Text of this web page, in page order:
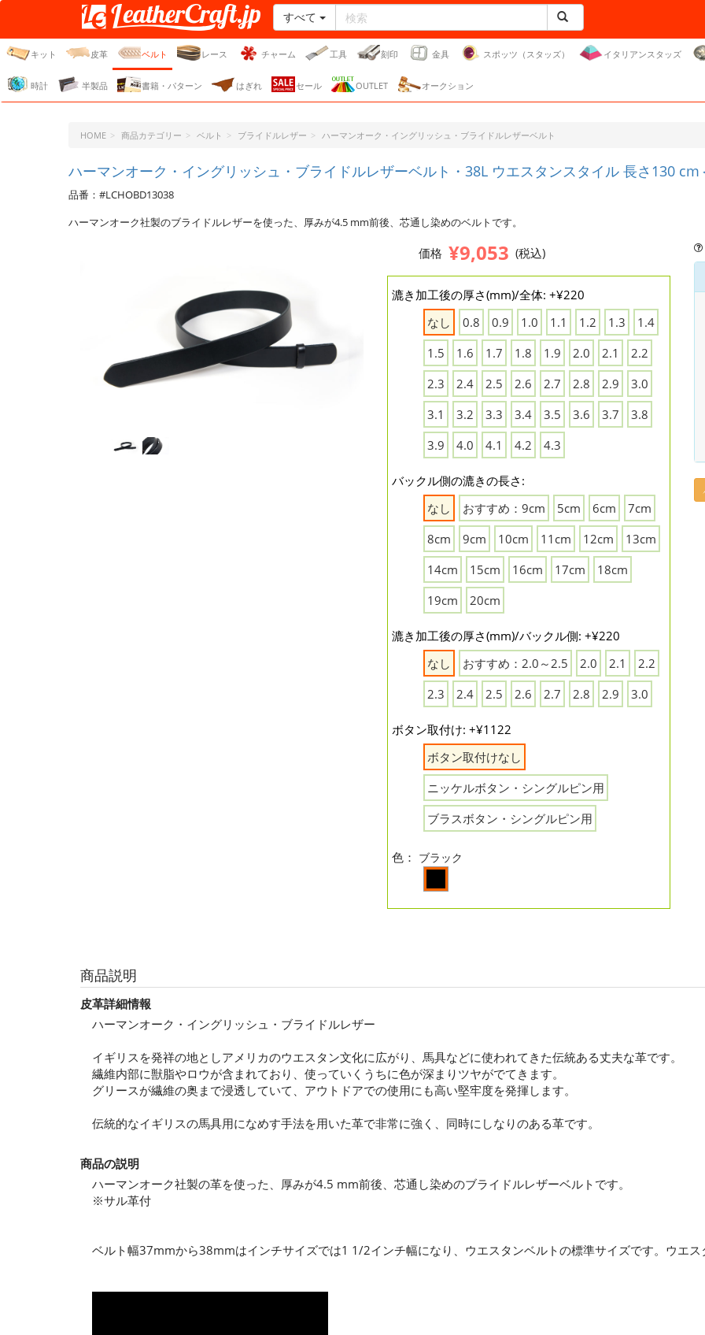
レザークラフト・ドット・
ジェーピー
すべて
キット 皮革 ベルト レース チャーム 工具 刻印 金具 スポッツ（スタッズ） イタリアンスタッズ
時計 半製品 書籍・パターン はぎれ セール OUTLET オークション
HOME 商品カテゴリー ベルト ブライドルレザー ハーマンオーク・イングリッシュ・ブライドルレザーベルト
ハーマンオーク・イングリッシュ・ブライドルレザーベルト・38L ウエスタンスタイル 長さ130
品番：#LCHOBD13038
ハーマンオーク社製のブライドルレザーを使った、厚みが4.5 mm前後、芯通し染めのベルトです。
価格 ¥9,053 (税込)
漉き加工後の厚さ(mm)/全体: +¥220
なし
0.8 0.9 1.0 1.1 1.2 1.3
1.4
1.5
1.6 1.7 1.8 1.9 2.0 2.1
2.2
2.3
2.4 2.5 2.6 2.7 2.8 2.9
3.0
3.1
3.2 3.3 3.4 3.5 3.6 3.7
3.8
3.9
4.0 4.1 4.2 4.3
バックル側の漉きの長さ:
なし
おすすめ：9cm 5cm 6cm
7cm
8cm
9cm 10cm 11cm 12cm
13cm
14cm
15cm 16cm 17cm
18cm
19cm
20cm
漉き加工後の厚さ(mm)/バックル側: +¥220
なし
おすすめ：2.0～2.5 2.0 2.1
2.2
2.3
2.4 2.5 2.6 2.7 2.8 2.9 3.0
ボタン取付け: +¥1122
ボタン取付けなし
ニッケルボタン・シングルピン用
ブラスボタン・シングルピン用
色： ブラック
商品説明
皮革詳細情報
ハーマンオーク・イングリッシュ・ブライドルレザー
イギリスを発祥の地としアメリカのウエスタン文化に広がり、馬具などに使われてきた伝統ある丈夫な革です。
繊維内部に獣脂やロウが含まれており、使っていくうちに色が深まりツヤがでてきます。
グリースが繊維の奥まで浸透していて、アウトドアでの使用にも高い堅牢度を発揮します。
伝統的なイギリスの馬具用になめす手法を用いた革で非常に強く、同時にしなりのある革です。
商品の説明
ハーマンオーク社製の革を使った、厚みが4.5 mm前後、芯通し染めのブライドルレザーベルトです。
※サル革付
ベルト幅37mmから38mmはインチサイズでは1 1/2インチ幅になり、ウエスタンベルトの標準サイズです。ウエ